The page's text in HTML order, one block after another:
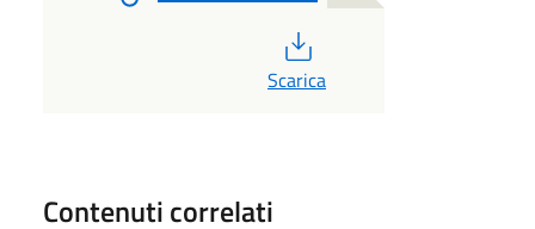
Scarica
Contenuti correlati